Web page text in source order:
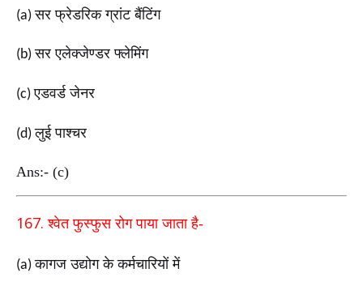
(a)सर फ्रेडरिक ग्रांट बैंटिंग
(b)सर एलेक्जेण्डर फ्लेमिंग
(c)एडवर्ड जेनर
(d)लुई पाश्चर
Ans:- (c)
167.श्वेत फुस्फुस रोग पाया जाता है-
(a)कागज उद्योग के कर्मचारियों में